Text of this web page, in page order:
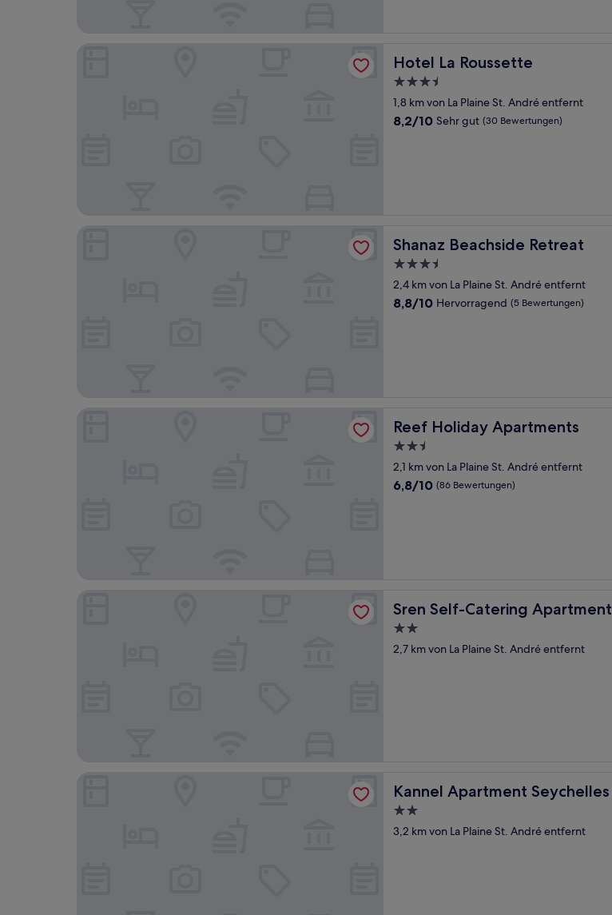
Hotel La Roussette
Hotel La Roussette
3.5-
Sterne-
Unterkunft
1,8 km von La Plaine St. André entfernt
8.2
8,2/10 Sehr gut (30 Bewertungen)
Shanaz Beachside Retreat
Shanaz Beachside Retreat
3.5-
Sterne-
Unterkunft
2,4 km von La Plaine St. André entfernt
8.8
8,8/10 Hervorragend (5 Bewertungen)
Reef Holiday Apartments
Reef Holiday Apartments
2.5-
Sterne-
Unterkunft
2,1 km von La Plaine St. André entfernt
6.8
6,8/10 (86 Bewertungen)
Sren Self-Catering Apartment
Sren Self-Catering Apartment
2.0-
Sterne-
2,7 km von La Plaine St. André entfernt
Kannel Apartment Seychelles
Kannel Apartment Seychelles
2.0-
Sterne-
3,2 km von La Plaine St. André entfernt